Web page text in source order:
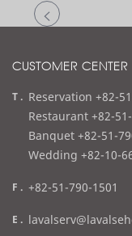
CUSTOMER CENTER
t
e
l
Reservation +82-
Restaurant +82-
Banquet +82-51-
Wedding +82-10-
f
x
+82-51-790-1501
e